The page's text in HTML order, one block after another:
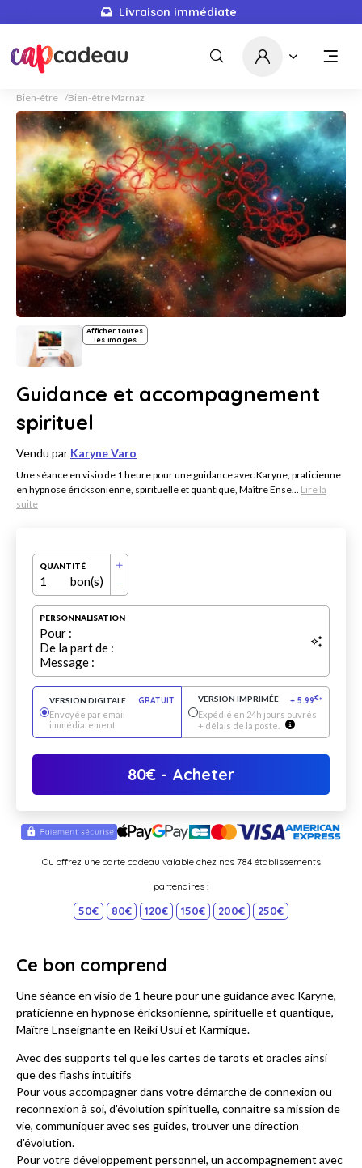
Livraison immédiate
Bien-être Bien-être Marnaz
Afficher toutes
les images
Guidance et accompagnement
spirituel
Vendu par Karyne Varo
Une séance en visio de 1 heure pour une guidance avec Karyne, praticienne
en hypnose éricksonienne, spirituelle et quantique, Maître Ense... Lire la
suite
QUANTITÉ
1 bon(s)
PERSONNALISATION
Pour :
De la part de :
Message :
VERSION DIGITALE
GRATUIT
Envoyée par email
immédiatement
VERSION IMPRIMÉE + 5.99€*
Expédié en 24h jours ouvrés
+ délais de la poste.
80€- Acheter
Ou offrez une carte cadeau valable chez nos 784 établissements
partenaires :
50€ 80€ 120€ 150€ 200€ 250€
Ce bon comprend
Une séance en visio de 1 heure pour une guidance avec Karyne,
praticienne en hypnose éricksonienne, spirituelle et quantique,
Maître Enseignante en Reiki Usui et Karmique.
Avec des supports tel que les cartes de tarots et oracles ainsi
que des flashs intuitifs
Pour vous accompagner dans votre démarche de connexion ou
reconnexion à soi, d'évolution spirituelle, connaitre sa mission de
vie, communiquer avec ses guides, trouver une direction
d'évolution.
Pour votre développement personnel, un accompagnement avec